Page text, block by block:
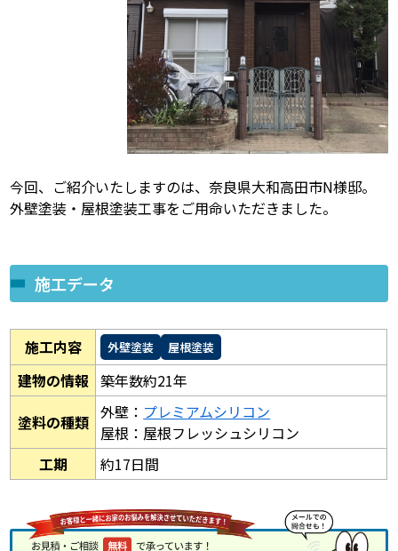
見積もりシミュレーション
今回、ご紹介いたしますのは、奈良県大和高田市N様邸。
外壁塗装・屋根塗装工事をご用命いただきました。
施工データ
施工内容 外壁塗装 屋根塗装
建物の情報 築年数約21年
塗料の種類 外壁： プレミアムシリコン
屋根：屋根フレッシュシリコン
工期
約17日間